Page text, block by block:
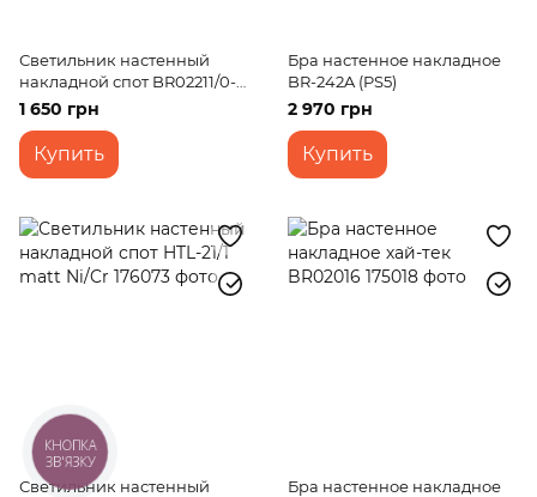
Светильник настенный
накладной спот BR02211/0-1
Transparent
1 650 грн
Купить
Бра настенное накладное
BR-242A (PS5)
2 970 грн
Купить
Светильник настенный
Бра настенное накладное
КНОПКА
ЗВ'ЯЗКУ